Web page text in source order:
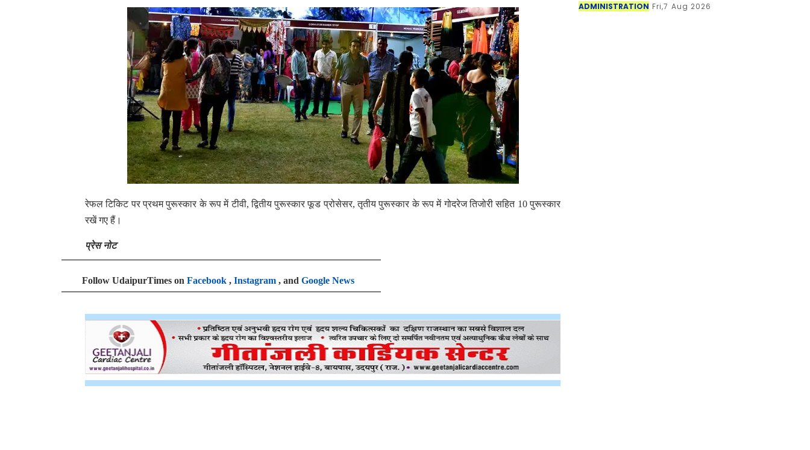
रेफल टिकिट पर प्रथम पुरूस्कार के रूप में टीवी, द्वितीय पुरूस्कार फूड प्रोसेसर, तृतीय पुरूस्कार के रूप में गोदरेज तिजोरी सहित 10 पुरूस्कार
रखें गए हैं।
प्रेस नोट
Follow UdaipurTimes on Facebook , Instagram , and Google News
ADMINISTRATION Fri,7 Aug 2026